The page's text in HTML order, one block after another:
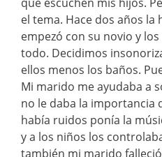
el tema. Hace dos años la
empezó con su novio y
todo. Decidimos
ellos menos los baños.
Mi marido me ayudaba a
no le daba la importancia
había ruidos ponía la
y a los niños los
también mi marido